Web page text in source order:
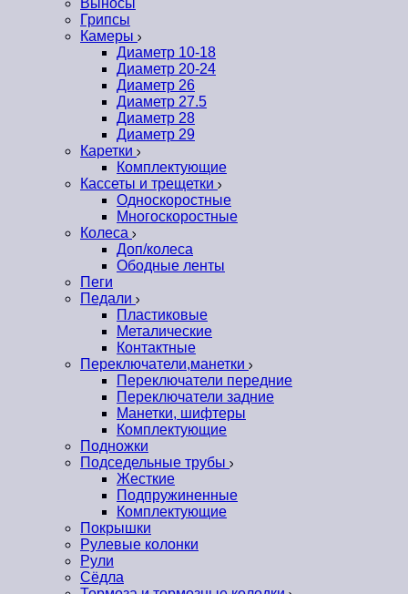
Выносы
Грипсы
Камеры
Диаметр 10-18
Диаметр 20-24
Диаметр 26
Диаметр 27.5
Диаметр 28
Диаметр 29
Каретки
Комплектующие
Кассеты и трещетки
Односкоростные
Многоскоростные
Колеса
Доп/колеса
Ободные ленты
Пеги
Педали
Пластиковые
Металические
Контактные
Переключатели,манетки
Переключатели передние
Переключатели задние
Манетки, шифтеры
Комплектующие
Подножки
Подседельные трубы
Жесткие
Подпружиненные
Комплектующие
Покрышки
Рулевые колонки
Рули
Сёдла